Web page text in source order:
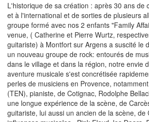
L'historique de sa création : après 30 ans de
et à l'international et de sorties de plusieurs
groupe formé avec nos 2 enfants "Family
venue, ( Catherine et Pierre Wurtz,
guitariste) à Montfort sur Argens a suscité le
un nouveau groupe de rock: entourés de
dans le village et dans la région, notre envie
aventure musicale s'est concrétisée
perles de musiciens en Provence,
(TEN), pianiste, de Cotignac, Rodolphe
une longue expérience de la scène, de
guitariste, lui aussi un ancien de la scène, de